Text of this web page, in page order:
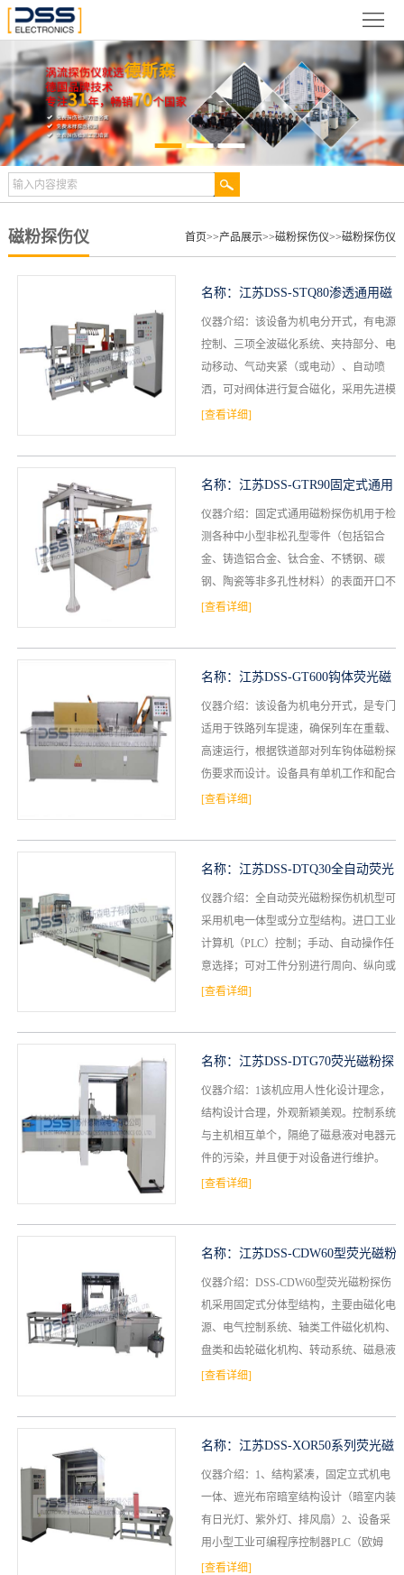
站
首
页
关
于
德
斯
新
闻
动
态
产
品
展
检
测
合
磁粉探伤仪 首页>>产品展示>>磁粉探伤仪>>磁粉探伤仪
名称： 江苏DSS-STQ80渗透通用磁
粉探伤机
仪器介绍：该设备为机电分开式，有电源
控制、三项全波磁化系统、夹持部分、电
动移动、气动夹紧（或电动）、自动喷
洒，可对阀体进行复合磁化，采用先进模
块化集成电路，具有裂纹的检测功能，可
[查看详细]
名称： 江苏DSS-GTR90固定式通用
磁粉探伤机
仪器介绍：固定式通用磁粉探伤机用于检
测各种中小型非松孔型零件（包括铝合
金、铸造铝合金、钛合金、不锈钢、碳
钢、陶瓷等非多孔性材料）的表面开口不
连续性的原材料缺陷、加工缺陷和使用中
[查看详细]
名称： 江苏DSS-GT600钩体荧光磁
粉探伤机
仪器介绍：该设备为机电分开式，是专门
适用于铁路列车提速，确保列车在重载、
高速运行，根据铁道部对列车钩体磁粉探
伤要求而设计。设备具有单机工作和配合
流水线检测的功能，单机工作配备水平平
[查看详细]
名称： 江苏DSS-DTQ30全自动荧光
磁粉探伤机
仪器介绍：全自动荧光磁粉探伤机机型可
采用机电一体型或分立型结构。进口工业
计算机（PLC）控制；手动、自动操作任
意选择；可对工件分别进行周向、纵向或
复合磁化；可选择自动旋转观察工件缺陷
[查看详细]
名称： 江苏DSS-DTG70荧光磁粉探
伤机设备
仪器介绍：1该机应用人性化设计理念，
结构设计合理，外观新颖美观。控制系统
与主机相互单个，隔绝了磁悬液对电器元
件的污染，并且便于对设备进行维护。
2、处理系统采用PLC控制，既可实现手动
[查看详细]
名称： 江苏DSS-CDW60型荧光磁粉
探伤机
仪器介绍：DSS-CDW60型荧光磁粉探伤
机采用固定式分体型结构，主要由磁化电
源、电气控制系统、轴类工件磁化机构、
盘类和齿轮磁化机构、转动系统、磁悬液
喷洒回收系统、荧光照明系统、退磁系统
[查看详细]
名称： 江苏DSS-XOR50系列荧光磁
粉探伤机
仪器介绍：1、结构紧凑，固定立式机电
一体、遮光布帘暗室结构设计（暗室内装
有日光灯、紫外灯、排风扇）2、设备采
用小型工业可编程序控制器PLC（欧姆
龙）为核心对设备进行集中控制、能按规
[查看详细]